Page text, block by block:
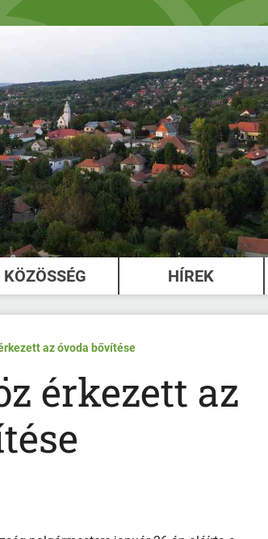
KÖZÖSSÉG HÍREK
az óvoda bővítése
érkezett az